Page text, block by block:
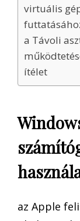
virtuális
a Távoli
ítélet
az Apple